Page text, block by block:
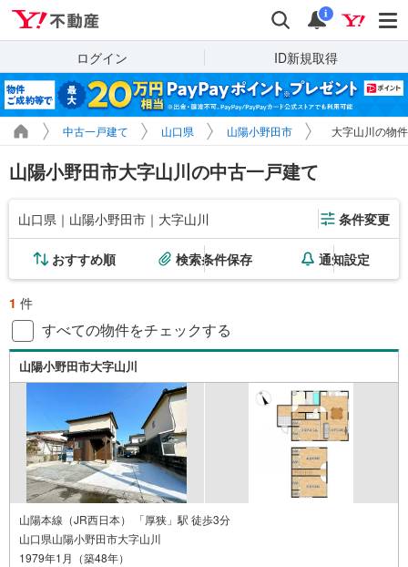
検索 通知
i
ログイン ID新規取得
中古一戸建て 山口県 山陽小野田市 大字山川の物
山陽小野田市大字山川の中古一戸建て
山口県｜山陽小野田市｜大字山川 条件変更
おすすめ順 検索条件保存 通知設定
1 件
すべての物件をチェックする
山陽小野田市大字山川
山陽本線（JR西日本） 「厚狭」駅 徒歩3分
山口県山陽小野田市大字山川
1979年1月（築48年）